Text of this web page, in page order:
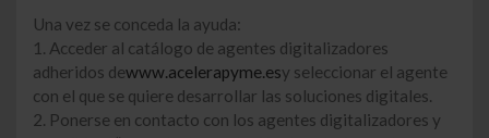
Una vez se conceda la ayuda:
1. Acceder al catálogo de agentes digitalizadores
adheridos dewww.acelerapyme.esy seleccionar el agente
con el que se quiere desarrollar las soluciones digitales.
2. Ponerse en contacto con los agentes digitalizadores y